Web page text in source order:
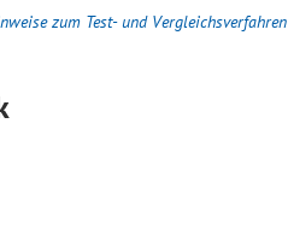
zum Test- und Vergleichsverfahren